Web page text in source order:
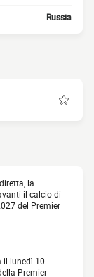
Russia
la
il calcio di
del Premier
il lunedì 10
Premier